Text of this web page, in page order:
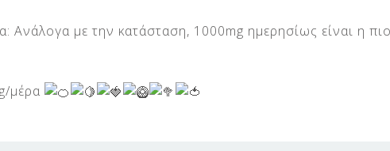
Ανάλογα με την κατάσταση, 1000mg ημερησίως είναι η πιο
μέρα